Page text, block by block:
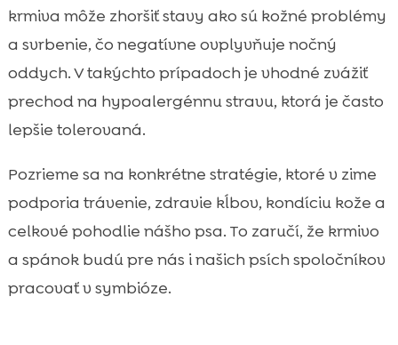
krmiva môže zhoršiť stavy ako sú kožné problémy
a svrbenie, čo negatívne ovplyvňuje nočný
oddych. V takýchto prípadoch je vhodné zvážiť
prechod na hypoalergénnu stravu, ktorá je často
lepšie tolerovaná.
Pozrieme sa na konkrétne stratégie, ktoré v zime
podporia trávenie, zdravie kĺbov, kondíciu kože a
celkové pohodlie nášho psa. To zaručí, že krmivo
a spánok budú pre nás i našich psích spoločníkov
pracovať v symbióze.